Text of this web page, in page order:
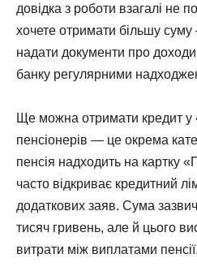
довідка з роботи взагалі не
хочете отримати більшу
надати документи про
банку регулярними
Ще можна отримати кредит у
пенсіонерів — це окрема
пенсія надходить на картку
часто відкриває кредитний
додаткових заяв. Сума
тисяч гривень, але й цього
витрати між виплатами пенсії.